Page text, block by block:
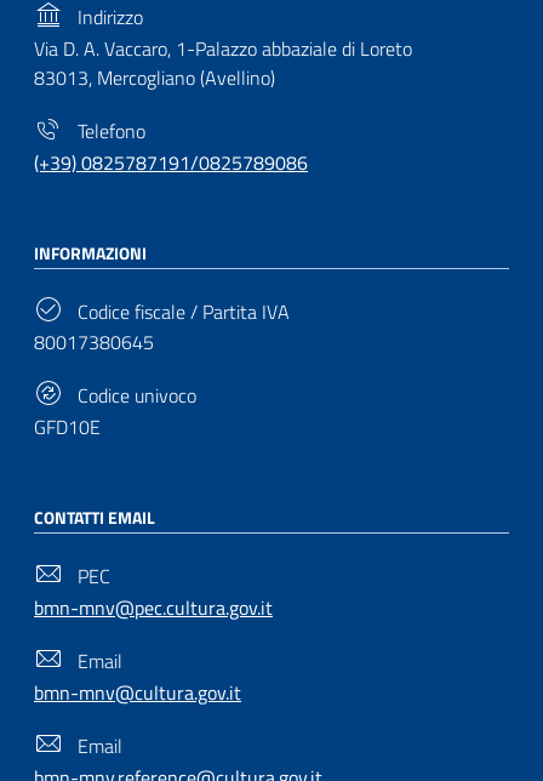
Indirizzo
Via D. A. Vaccaro, 1-Palazzo abbaziale di Loreto
83013, Mercogliano (Avellino)
Telefono
(+39) 0825787191/0825789086
INFORMAZIONI
Codice fiscale / Partita IVA
80017380645
Codice univoco
GFD10E
CONTATTI EMAIL
PEC
bmn-mnv@pec.cultura.gov.it
Email
bmn-mnv@cultura.gov.it
Email